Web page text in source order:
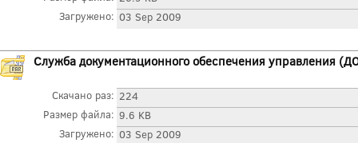
Загружено: 03 Sep 2009
Служба документационного обеспечения управления
Скачано раз: 224
Размер файла: 9.6 KB
Загружено: 03 Sep 2009